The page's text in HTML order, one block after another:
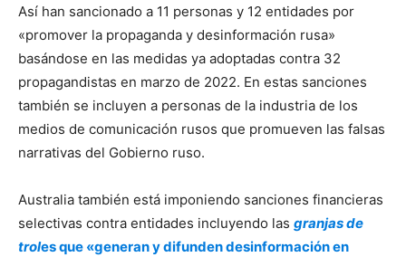
Así han sancionado a 11 personas y 12 entidades por
«promover la propaganda y desinformación rusa»
basándose en las medidas ya adoptadas contra 32
propagandistas en marzo de 2022. En estas sanciones
también se incluyen a personas de la industria de los
medios de comunicación rusos que promueven las falsas
narrativas del Gobierno ruso.
Australia también está imponiendo sanciones financieras
selectivas contra entidades incluyendo las granjas de
troles que «generan y difunden desinformación en